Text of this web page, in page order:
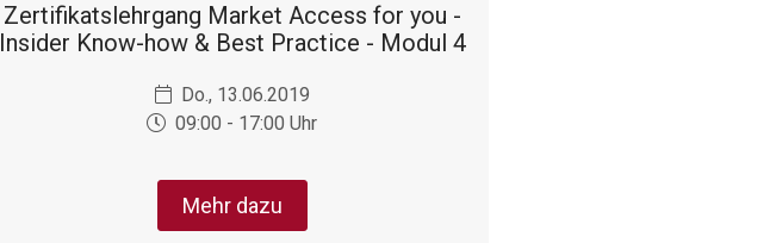
Zer­ti­fi­kats­lehr­gang Market Access for you -
Insider Know-how & Best Practice - Modul 4
Do., 13.06.2019
09:00 - 17:00 Uhr
Mehr dazu